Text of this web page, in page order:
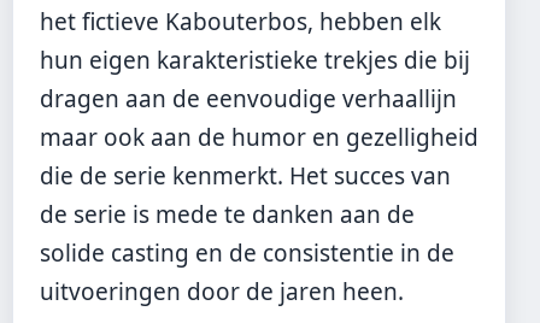
het fictieve Kabouterbos, hebben elk
hun eigen karakteristieke trekjes die bij
dragen aan de eenvoudige verhaallijn
maar ook aan de humor en gezelligheid
die de serie kenmerkt. Het succes van
de serie is mede te danken aan de
solide casting en de consistentie in de
uitvoeringen door de jaren heen.